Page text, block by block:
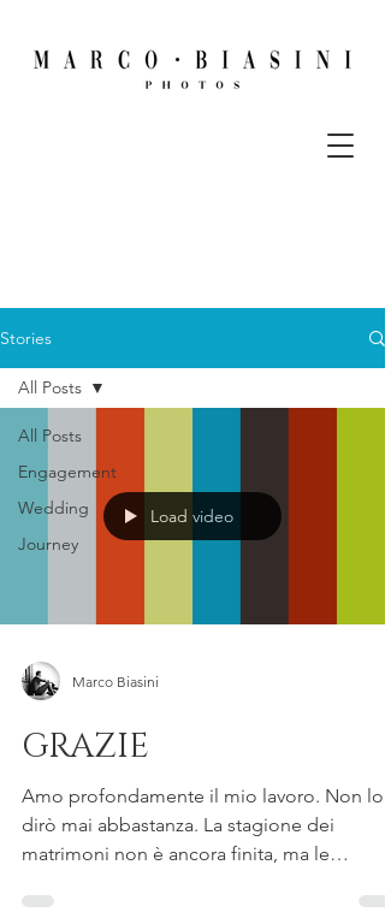
Stories
All Posts
Engagement
Wedding
Journey
All Posts
Load video
Marco Biasini
GRAZIE
Amo profondamente il mio lavoro. Non lo
dirò mai abbastanza. La stagione dei
matrimoni non è ancora finita, ma le